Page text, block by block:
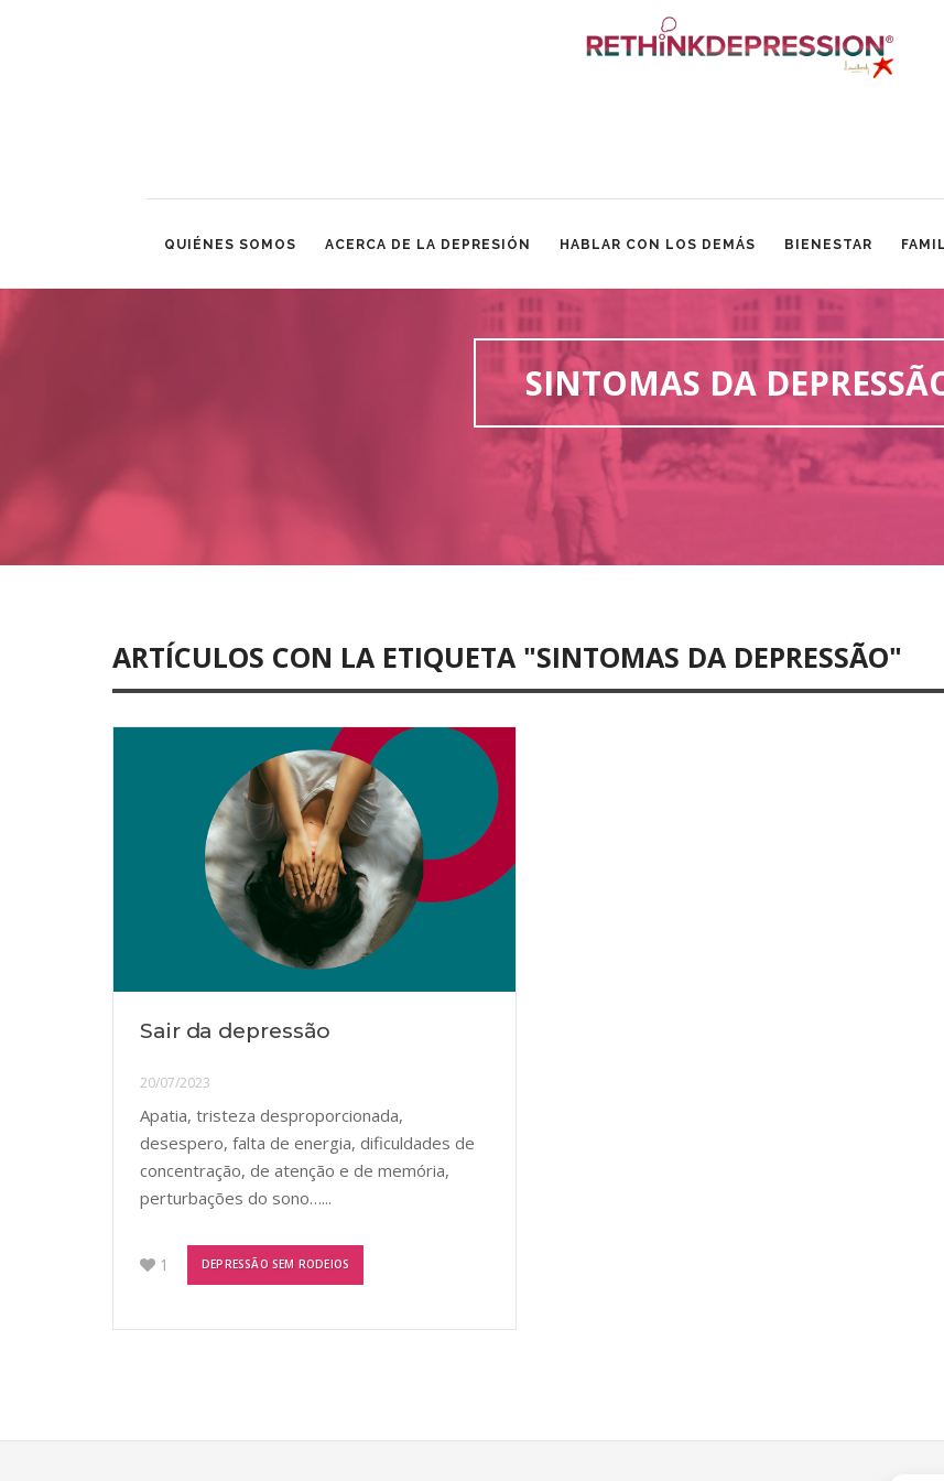
QUIÉNES SOMOS ACERCA DE LA DEPRESIÓN HABLAR CON LOS DEMÁS BIENESTAR
SINTOMAS DA
ARTÍCULOS CON LA ETIQUETA "SINTOMAS DA DEPRESSÃO"
Sair da depressão
20/07/2023
Apatia, tristeza desproporcionada,
desespero, falta de energia, dificuldades de
concentração, de atenção e de memória,
perturbações do sono…...
1 DEPRESSÃO SEM RODEIOS